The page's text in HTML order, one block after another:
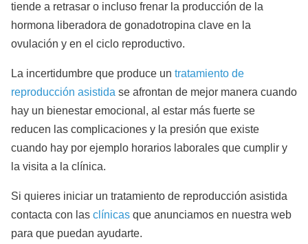
tiende a retrasar o incluso frenar la producción de la
hormona liberadora de gonadotropina clave en la
ovulación y en el ciclo reproductivo.
La incertidumbre que produce un tratamiento de
reproducción asistida se afrontan de mejor manera cuando
hay un bienestar emocional, al estar más fuerte se
reducen las complicaciones y la presión que existe
cuando hay por ejemplo horarios laborales que cumplir y
la visita a la clínica.
Si quieres iniciar un tratamiento de reproducción asistida
contacta con las clínicas que anunciamos en nuestra web
para que puedan ayudarte.